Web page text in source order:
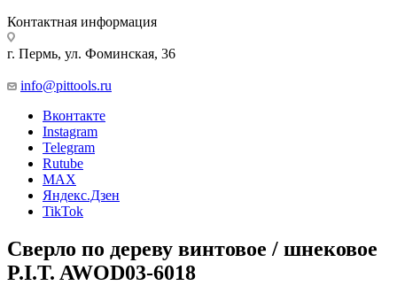
Контактная информация
г. Пермь, ул. Фоминская, 36
info@pittools.ru
Вконтакте
Instagram
Telegram
Rutube
MAX
Яндекс.Дзен
TikTok
Сверло по дереву винтовое / шнековое
P.I.T. AWOD03-6018